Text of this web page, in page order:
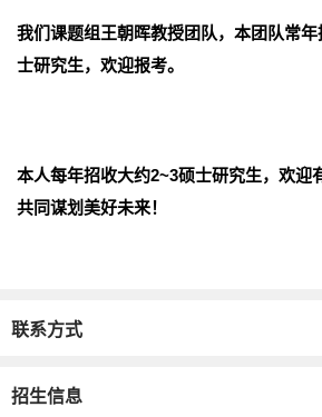
我们课题组王朝晖教授团队，本团队常
士研究生，欢迎报考。
本人每年招收大约2~3硕士研究生，欢迎
共同谋划美好未来！
联系方式
招生信息